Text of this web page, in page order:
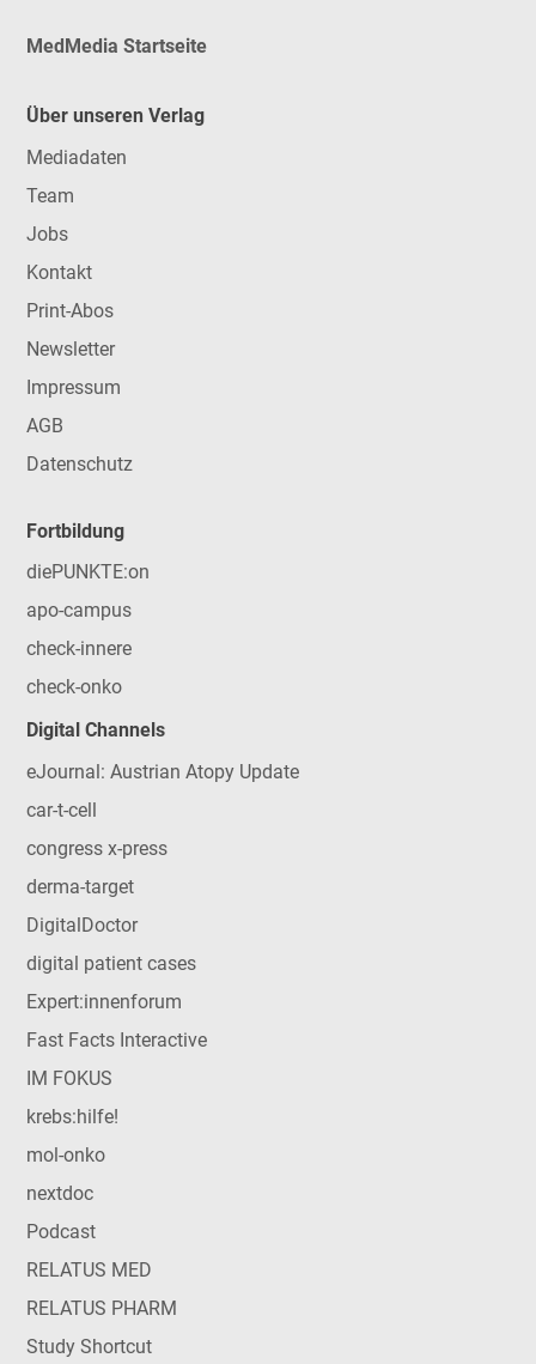
MedMedia Startseite
Über unseren Verlag
Mediadaten
Team
Jobs
Kontakt
Print-Abos
Newsletter
Impressum
AGB
Datenschutz
Fortbildung
diePUNKTE:on
apo-campus
check-innere
check-onko
Digital Channels
eJournal: Austrian Atopy Update
car-t-cell
congress x-press
derma-target
DigitalDoctor
digital patient cases
Expert:innenforum
Fast Facts Interactive
IM FOKUS
krebs:hilfe!
mol-onko
nextdoc
Podcast
RELATUS MED
RELATUS PHARM
Study Shortcut